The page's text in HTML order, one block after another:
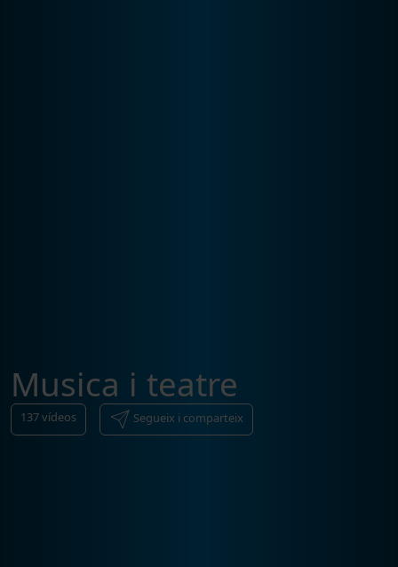
Musica i teatre
137vídeos Segueix i comparteix